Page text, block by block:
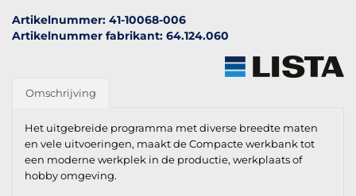
Artikelnummer: 41-10068-006
Artikelnummer fabrikant: 64.124.060
Omschrijving
Het uitgebreide programma met diverse breedte maten
en vele uitvoeringen, maakt de Compacte werkbank tot
een moderne werkplek in de productie, werkplaats of
hobby omgeving.